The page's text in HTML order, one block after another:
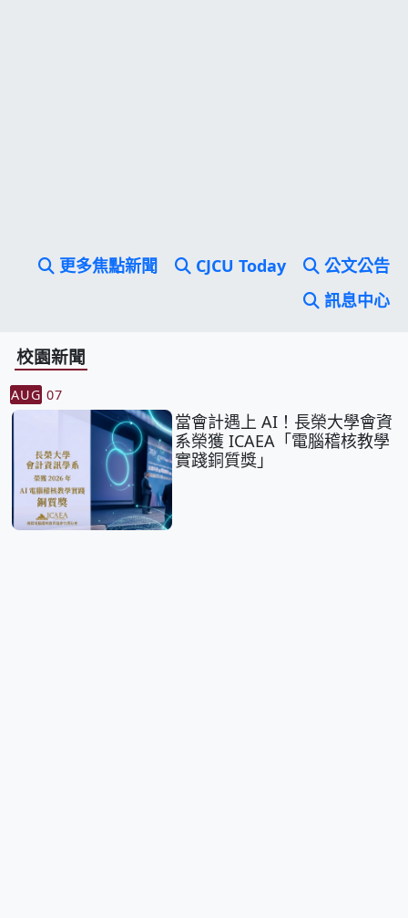
更多焦點新聞 CJCU Today
公文公告
訊息中心
校園新聞
AUG 07
當會計遇上 AI！長榮大學會資
系榮獲 ICAEA「電腦稽核教學
實踐銅質獎」